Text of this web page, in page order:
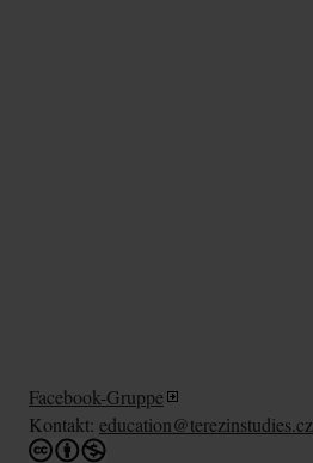
Facebook-Gruppe
Kontakt: education@terezinstudies.cz